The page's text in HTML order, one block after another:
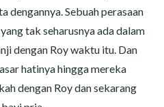
dengannya. Sebuah perasaan
tak seharusnya ada dalam
dengan Roy waktu itu. Dan
hatinya hingga mereka
dengan Roy dan sekarang